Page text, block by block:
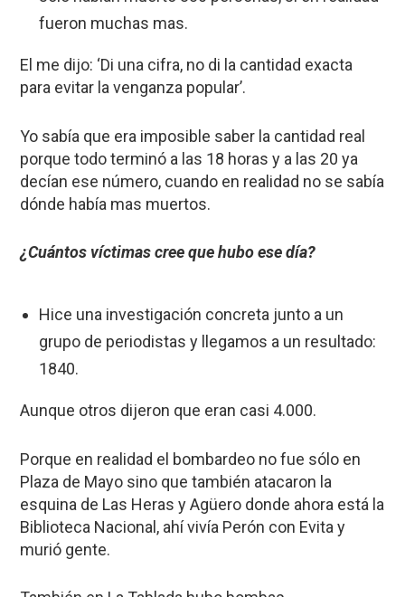
fueron muchas mas.
El me dijo: ‘Di una cifra, no di la cantidad exacta
para evitar la venganza popular’.
Yo sabía que era imposible saber la cantidad real
porque todo terminó a las 18 horas y a las 20 ya
decían ese número, cuando en realidad no se sabía
dónde había mas muertos.
¿Cuántos víctimas cree que hubo ese día?
Hice una investigación concreta junto a un
grupo de periodistas y llegamos a un resultado:
1840.
Aunque otros dijeron que eran casi 4.000.
Porque en realidad el bombardeo no fue sólo en
Plaza de Mayo sino que también atacaron la
esquina de Las Heras y Agüero donde ahora está la
Biblioteca Nacional, ahí vivía Perón con Evita y
murió gente.